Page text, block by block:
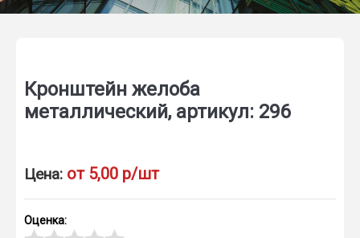
Кронштейн желоба
металлический, артикул: 296
Цена: от 5,00 р/шт
Оценка: